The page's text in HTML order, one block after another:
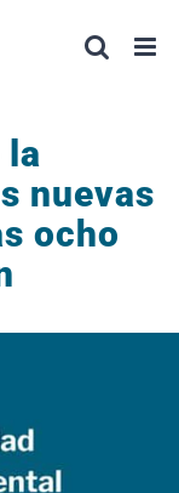
la
nuevas
ocho